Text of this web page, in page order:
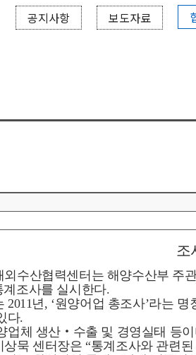
공지사항 보도자료
조
외수산협력센터는 해양수산부 주
조사를 실시한다.
2011년, ‘원양어업 총조사’라는 명
다.
업체 생산‧ 수출 및 경영실태 등
상묵 센터장은 “통계조사와 관련